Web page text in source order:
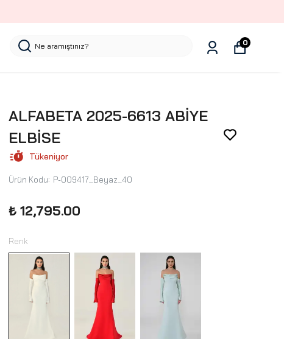
0
ALFABETA 2025-6613 ABİYE
ELBİSE
Tükeniyor
Ürün Kodu: P-009417_Beyaz_40
₺ 12,795.00
Renk